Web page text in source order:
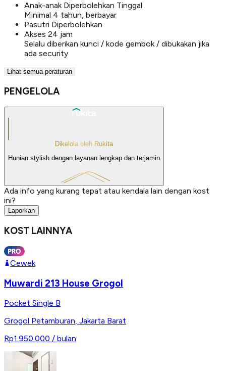
Anak-anak Diperbolehkan Tinggal
Minimal 4 tahun, berbayar
Pasutri Diperbolehkan
Akses 24 jam
Selalu diberikan kunci / kode gembok / dibukakan jika
ada security
Lihat semua peraturan
PENGELOLA
Dikelola oleh Rukita
Hunian stylish dengan layanan lengkap dan terjamin
Ada info yang kurang tepat atau kendala lain dengan kost
ini?
Laporkan
KOST LAINNYA
Cewek
Muwardi 213 House Grogol
Pocket Single B
Grogol Petamburan, Jakarta Barat
Rp1.950.000 / bulan